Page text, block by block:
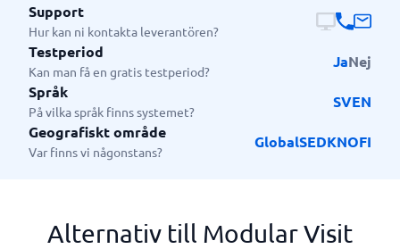
communication for all your business resources. No
matter whether it is a hotel room, campsite,
restaurant booking or a bike rental.
Support
Hur kan ni kontakta leverantören?
Testperiod
Kan man få en gratis testperiod?
JaNej
Språk
På vilka språk finns systemet?
SVEN
Geografiskt område
Var finns vi någonstans?
GlobalSEDKNOFI
Alternativ till Modular Visit